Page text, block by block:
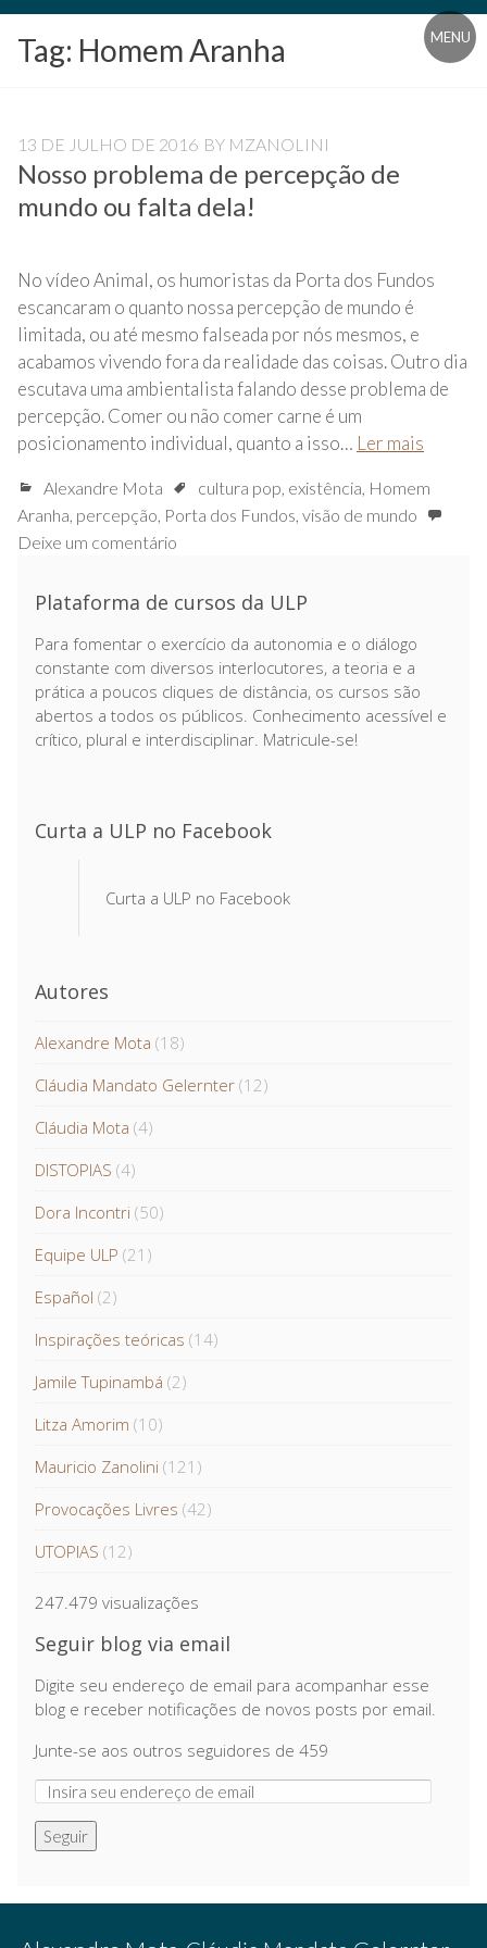
Blog
Universidade
Pampédia
MENU
Tag: Homem Aranha
13 DE JULHO DE 2016 BY MZANOLINI
Nosso problema de percepção de
mundo ou falta dela!
No vídeo Animal, os humoristas da Porta dos Fundos
escancaram o quanto nossa percepção de mundo é
limitada, ou até mesmo falseada por nós mesmos, e
acabamos vivendo fora da realidade das coisas. Outro dia
escutava uma ambientalista falando desse problema de
percepção. Comer ou não comer carne é um
posicionamento individual, quanto a isso… Ler mais
Alexandre Mota cultura pop, existência, Homem
Aranha, percepção, Porta dos Fundos, visão de mundo
Deixe um comentário
Plataforma de cursos da ULP
Para fomentar o exercício da autonomia e o diálogo
constante com diversos interlocutores, a teoria e a
prática a poucos cliques de distância, os cursos são
abertos a todos os públicos. Conhecimento acessível e
crítico, plural e interdisciplinar. Matricule-se!
Curta a ULP no Facebook
Curta a ULP no Facebook
Autores
Alexandre Mota (18)
Cláudia Mandato Gelernter (12)
Cláudia Mota (4)
DISTOPIAS (4)
Dora Incontri (50)
Equipe ULP (21)
Español (2)
Inspirações teóricas (14)
Jamile Tupinambá (2)
Litza Amorim (10)
Mauricio Zanolini (121)
Provocações Livres (42)
UTOPIAS (12)
247.479 visualizações
Seguir blog via email
Digite seu endereço de email para acompanhar esse
blog e receber notificações de novos posts por email.
Junte-se aos outros seguidores de 459
Seguir